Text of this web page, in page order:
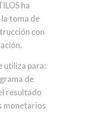
ha
toma de
con
.
utiliza para:
de
resultado
monetarios